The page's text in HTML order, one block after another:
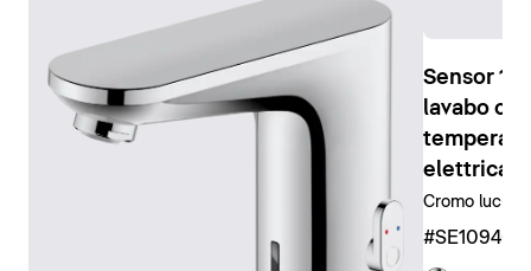
Sensor 1
lavabo
elettrica
Cromo